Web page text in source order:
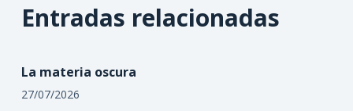
Entradas relacionadas
La materia oscura
27/07/2026